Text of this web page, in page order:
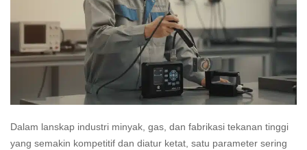
Dalam lanskap industri minyak, gas, dan fabrikasi tekanan tinggi
yang semakin kompetitif dan diatur ketat, satu parameter sering